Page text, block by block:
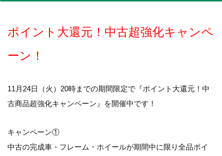
ポイント大還元！中古超強化キャンペ
ーン！
11月24日（火）20時までの期間限定で 『ポイント大還元！中
古商品超強化キャンペーン』
を開催中です！
キャンペーン①
中古の完成車・フレーム・ホイールが期間中に限り全品ポイ